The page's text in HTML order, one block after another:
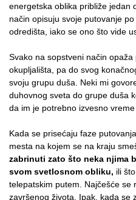
energetska oblika približe jedan
način opisuju svoje putovanje
odredišta, iako se ono što vide
Svako na sopstveni način
okupljališta, pa do svog
svoju grupu duša. Neki mi
duhovnog sveta do grupe duša
da im je potrebno izvesno
Kada se prisećaju faze
mesta na kojem se na kraju
zabrinuti zato što neka njima
svom svetlosnom obliku, ili
telepatskim pu­tem. Najčešće se
završenog života. Ipak, kada se